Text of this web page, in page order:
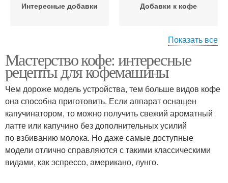
Интересные добавки Добавки к кофе
Необычные виды Добавки в кофе
Показать все
Мастерство кофе: интересные
рецепты для кофемашины
Чем дороже модель устройства, тем больше видов кофе
она способна приготовить. Если аппарат оснащен
капучинатором, то можно получить свежий ароматный
латте или капучино без дополнительных усилий
по взбиванию молока. Но даже самые доступные
модели отлично справляются с такими классическими
видами, как эспрессо, американо, лунго.